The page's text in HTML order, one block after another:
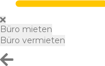
Büro mieten
Büro vermieten